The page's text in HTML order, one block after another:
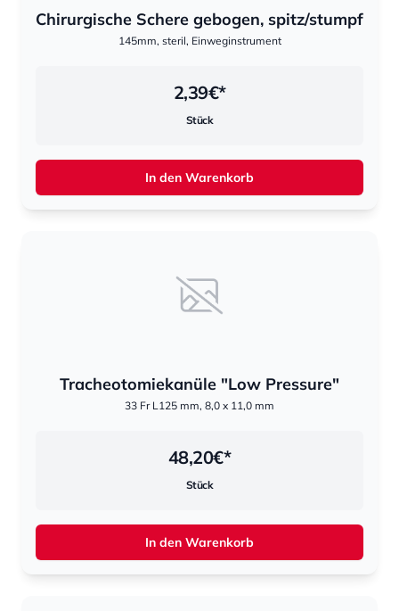
Chirurgische Schere gebogen, spitz/stumpf
145mm, steril, Einweginstrument
2,39€*
Stück
In den Warenkorb
Tracheotomiekanüle "Low Pressure"
33 Fr L125 mm, 8,0 x 11,0 mm
48,20€*
Stück
In den Warenkorb